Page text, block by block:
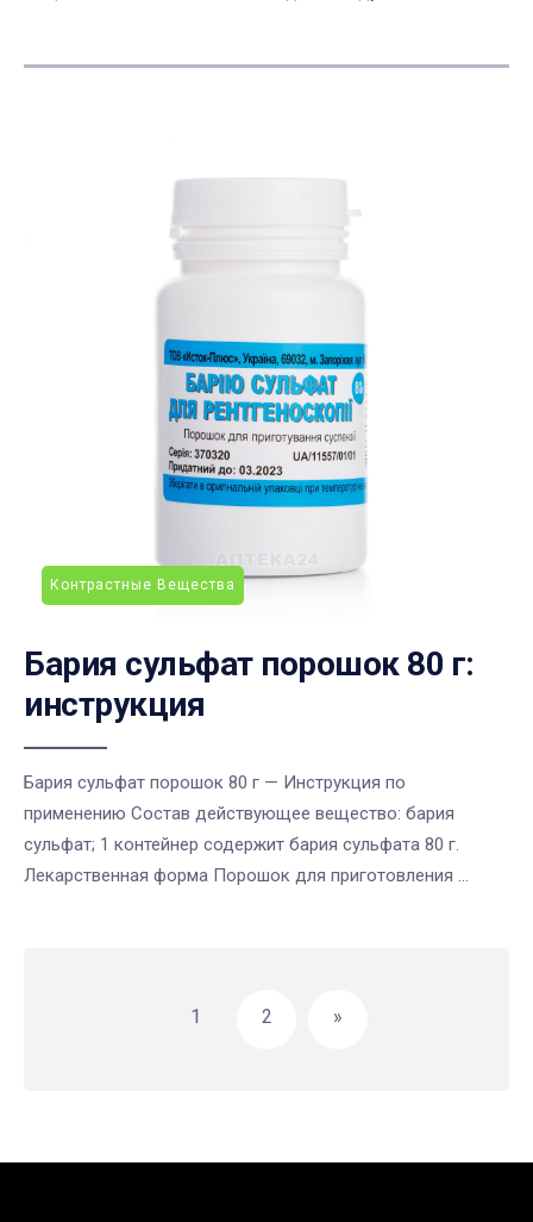
Контрастные Вещества
Бария сульфат порошок 80 г:
инструкция
Бария сульфат порошок 80 г — Инструкция по
применению Состав действующее вещество: бария
сульфат; 1 контейнер содержит бария сульфата 80 г.
Лекарственная форма Порошок для приготовления ...
1 2 »